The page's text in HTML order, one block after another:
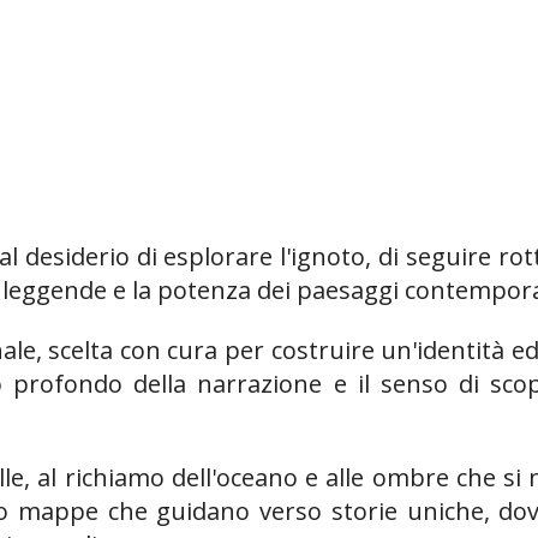
desiderio di esplorare l'ignoto, di seguire
e la potenza dei paesaggi
scelta con cura per costruire un'identità
profondo della narrazione e il senso di
al richiamo dell'oceano e alle ombre che si
mappe che guidano verso storie uniche,